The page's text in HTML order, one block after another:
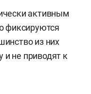
активным
фиксируются
из них
не приводят к